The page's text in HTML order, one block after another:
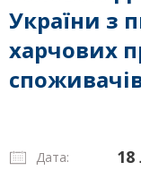
України з
харчових
Дата: